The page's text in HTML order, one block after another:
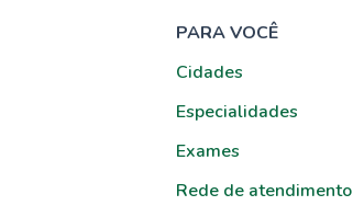
PARA VOCÊ
Cidades
Especialidades
Exames
Rede de atendimento